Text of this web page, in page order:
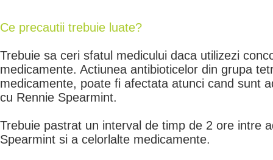
Ce precautii trebuie luate?
Trebuie sa ceri sfatul medicului daca utilizezi
medicamente. Actiunea antibioticelor din grupa
medicamente, poate fi afectata atunci cand sunt
cu Rennie Spearmint.
Trebuie pastrat un interval de timp de 2 ore intre
Spearmint si a celorlalte medicamente.